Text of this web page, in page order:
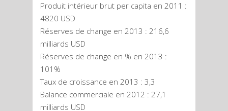
Produit intérieur brut per capita en 2011 :
4820 USD
Réserves de change en 2013 : 216,6
milliards USD
Réserves de change en % en 2013 :
101%
Taux de croissance en 2013 : 3,3
Balance commerciale en 2012 : 27,1
milliards USD